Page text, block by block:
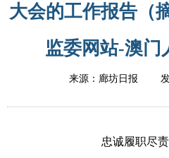
大会的工作报告（
监委网站-澳门
来源：廊坊日报
忠诚履职尽责